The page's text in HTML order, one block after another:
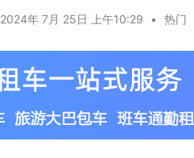
2024年 7月 25日 上午10:29 • 热门